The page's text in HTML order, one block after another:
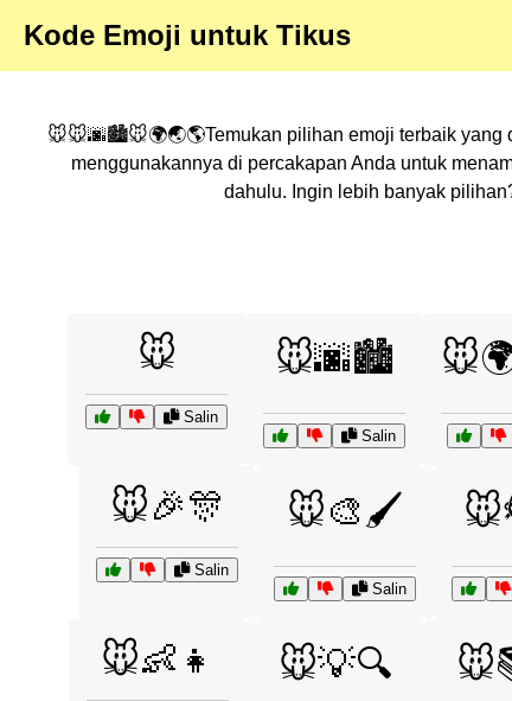
Kode Emoji untuk Tikus
🐭🐭🌆🏙️🐭🌍🌏🌎Temukan pilihan emoji terbaik yang
menggunakannya di percakapan Anda untuk
dahulu. Ingin lebih banyak
🐭
Salin
🐭🌆🏙️
Salin
🐭🎉🎊
Salin
🐭🎨🖌️
Salin
🐭👶👧 🐭💡🔍